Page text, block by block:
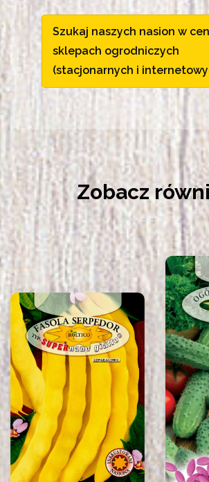
Szukaj naszych nasion w
sklepach ogrodniczych
(stacjonarnych i
Zobacz